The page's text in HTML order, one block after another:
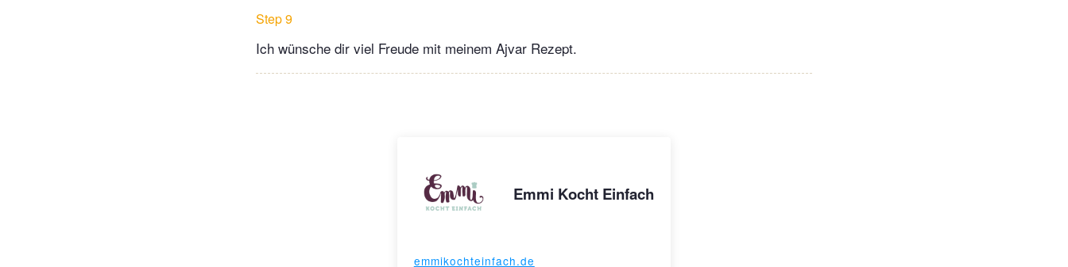
Step 9
Ich wünsche dir viel Freude mit meinem Ajvar Rezept.
Emmi Kocht Einfach
emmikochteinfach.de